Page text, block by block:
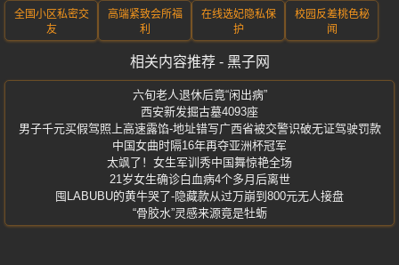
全国小区私密交
友
高端紧致会所福
利
在线选妃隐私保
护
校园反差桃色秘
闻
相关内容推荐 - 黑子网
六旬老人退休后竟“闲出病”
西安新发掘古墓4093座
男子千元买假驾照上高速露馅-地址错写广西省被交警识破无证驾驶罚款
中国女曲时隔16年再夺亚洲杯冠军
太飒了！女生军训秀中国舞惊艳全场
21岁女生确诊白血病4个多月后离世
囤LABUBU的黄牛哭了-隐藏款从过万崩到800元无人接盘
“骨胶水”灵感来源竟是牡蛎